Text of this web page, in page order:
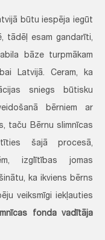
būtu iespēja iegūt
tādēļ esam gandarīti,
bāze turpmākam
Latvijā. Ceram, ka
sniegs būtisku
bērniem ar
taču Bērnu slimnīcas
šajā procesā,
izglītības jomas
ka ikviens bērns
veiksmīgi iekļauties
fonda vadītāja